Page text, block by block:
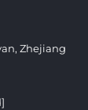
Zhejiang